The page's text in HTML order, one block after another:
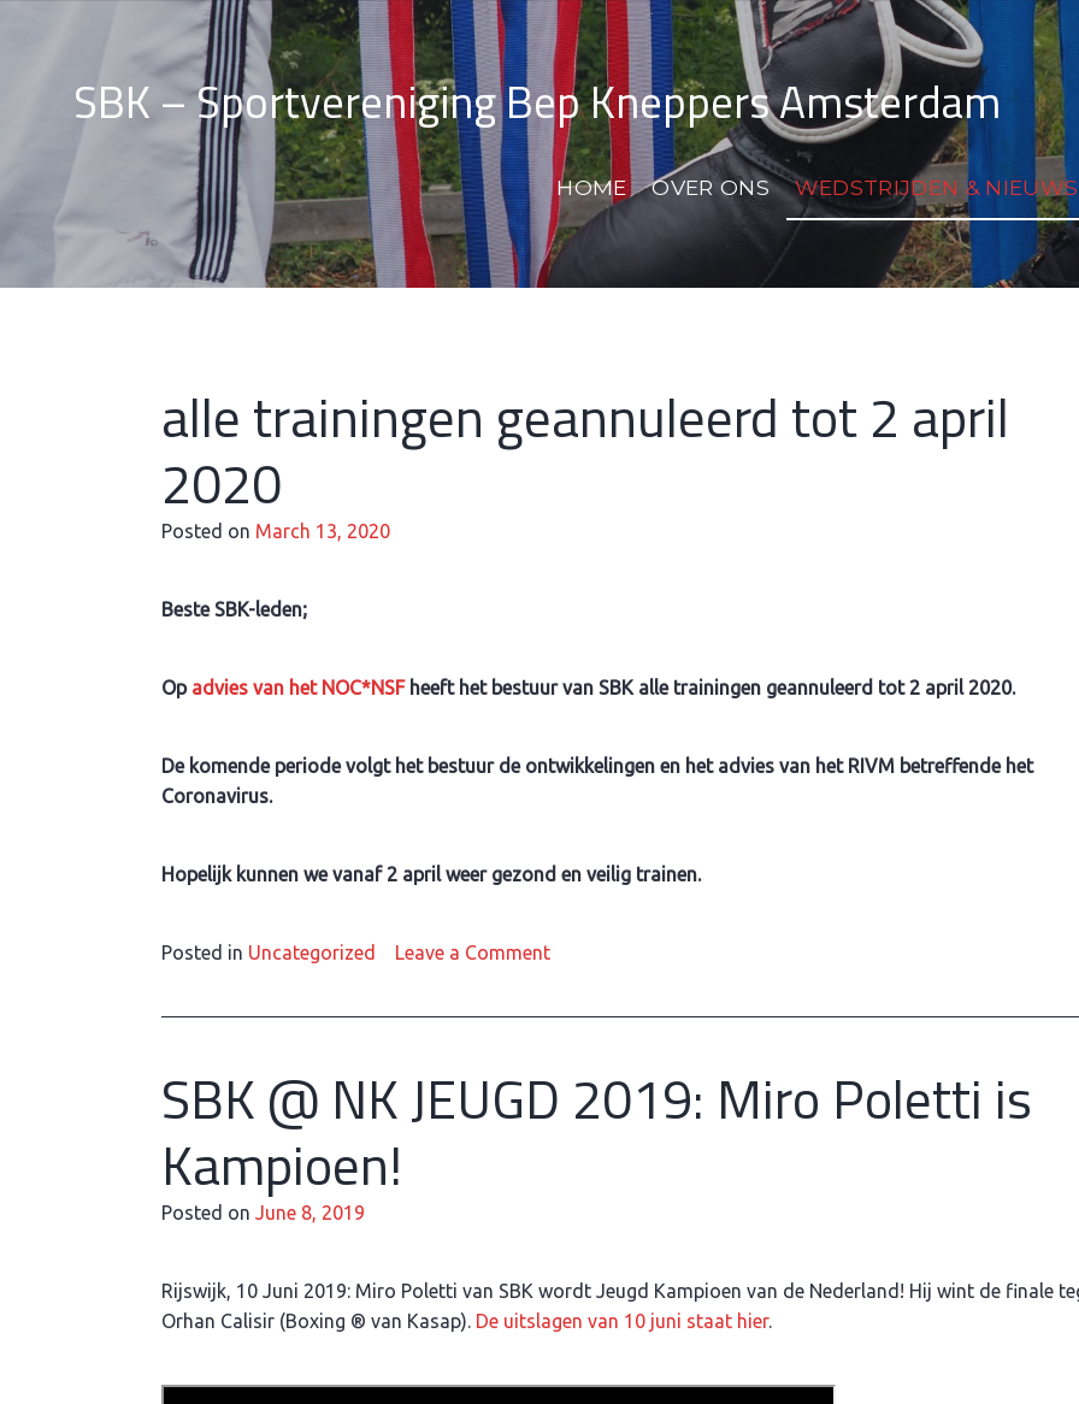
SBK – Sportvereniging Bep Kneppers Amsterdam
HOME OVER ONS WEDSTRIJDEN & NIEUWS
Wedstrijden
&
nieuws
alle trainingen geannuleerd tot 2 april
2020
Posted on March 13, 2020
Beste SBK-leden;
Op advies van het NOC*NSFheeft het bestuur van SBK alle trainingen geannuleerd tot 2 april 2020.
De komende periode volgt het bestuur de ontwikkelingen en het advies van het RIVM betreffende het
Coronavirus.
Hopelijk kunnen we vanaf 2 april weer gezond en veilig trainen.
Posted in Uncategorized Leave a Commenton
2
SBK @ NK JEUGD 2019: Miro Poletti is
Kampioen!
Posted on June 8, 2019
Rijswijk, 10 Juni 2019: Miro Poletti van SBK wordt Jeugd Kampioen van de Nederland! Hij wint de finale
Orhan Calisir (Boxing ® van Kasap). De uitslagen van 10 juni staat hier.